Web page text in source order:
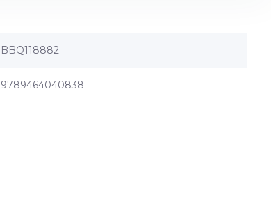
BBQ118882
9789464040838